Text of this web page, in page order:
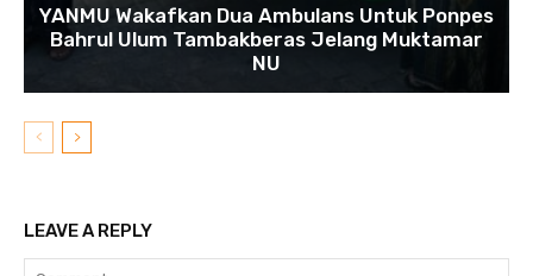
YANMU Wakafkan Dua Ambulans Untuk Ponpes
Bahrul Ulum Tambakberas Jelang Muktamar
NU
LEAVE A REPLY